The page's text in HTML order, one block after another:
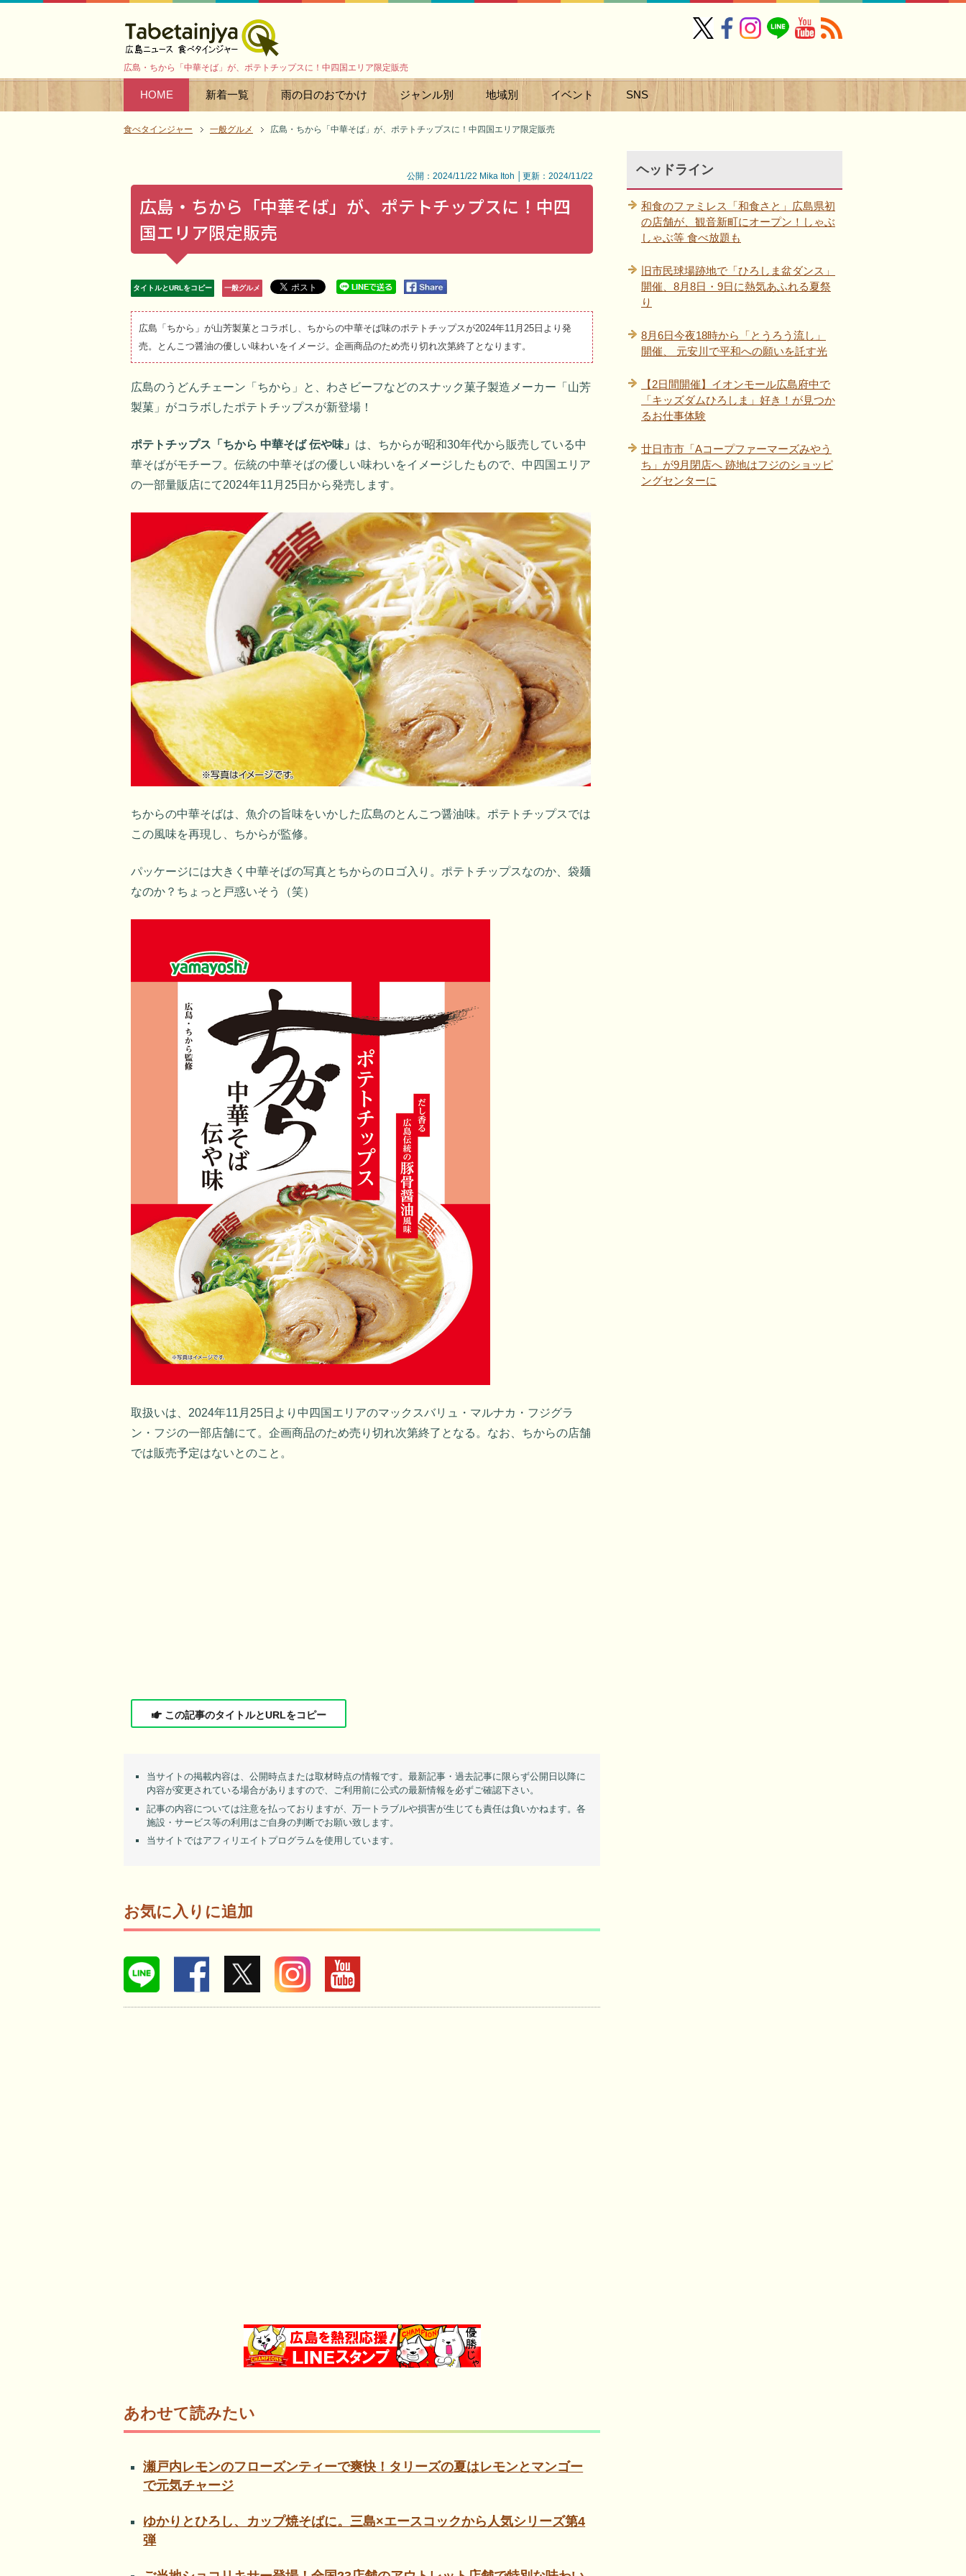
広島・ちから「中華そば」が、ポテトチップスに！中四国エリア限定販売
HOME 新着一覧 雨の日のおでかけ ジャンル別 地域別 イベント SNS
食べタインジャー 一般グルメ 広島・ちから「中華そば」が、ポテトチップスに！中四国エリア限定販売
公開：2024/11/22 Mika Itoh │更新：2024/11/22
広島・ちから「中華そば」が、ポテトチップスに！中四
国エリア限定販売
タイトルとURLをコピー 一般グルメ
広島「ちから」が山芳製菓とコラボし、ちからの中華そば味のポテトチップスが2024年11月25日より発
売。とんこつ醤油の優しい味わいをイメージ。企画商品のため売り切れ次第終了となります。
広島のうどんチェーン「ちから」と、わさビーフなどのスナック菓子製造メーカー「山芳
製菓」がコラボしたポテトチップスが新登場！
ポテトチップス「ちから 中華そば 伝や味」 は、ちからが昭和30年代から販売している中
華そばがモチーフ。伝統の中華そばの優しい味わいをイメージしたもので、中四国エリア
の一部量販店にて2024年11月25日から発売します。
ちからの中華そばは、魚介の旨味をいかした広島のとんこつ醤油味。ポテトチップスでは
この風味を再現し、ちからが監修。
パッケージには大きく中華そばの写真とちからのロゴ入り。ポテトチップスなのか、袋麺
なのか？ちょっと戸惑いそう（笑）
取扱いは、2024年11月25日より中四国エリアのマックスバリュ・マルナカ・フジグラ
ン・フジの一部店舗にて。企画商品のため売り切れ次第終了となる。なお、ちからの店舗
では販売予定はないとのこと。
この記事のタイトルとURLをコピー
当サイトの掲載内容は、公開時点または取材時点の情報です。最新記事・過去記事に限らず公開日以降に
内容が変更されている場合がありますので、ご利用前に公式の最新情報を必ずご確認下さい。
記事の内容については注意を払っておりますが、万一トラブルや損害が生じても責任は負いかねます。各
施設・サービス等の利用はご自身の判断でお願い致します。
当サイトではアフィリエイトプログラムを使用しています。
お気に入りに追加
あわせて読みたい
瀬戸内レモンのフローズンティーで爽快！タリーズの夏はレモンとマンゴー
で元気チャージ
ゆかりとひろし、カップ焼そばに。三島×エースコックから人気シリーズ第4
弾
ヘッドライン
和食のファミレス「和食さと」広島県初
の店舗が、観音新町にオープン！しゃぶ
しゃぶ等 食べ放題も
旧市民球場跡地で「ひろしま盆ダンス」
開催、8月8日・9日に熱気あふれる夏祭
り
8月6日今夜18時から「とうろう流し」
開催、 元安川で平和への願いを託す光
【2日間開催】イオンモール広島府中で
「キッズダムひろしま」好き！が見つか
るお仕事体験
廿日市市「Aコープファーマーズみやう
ち」が9月閉店へ 跡地はフジのショッピ
ングセンターに